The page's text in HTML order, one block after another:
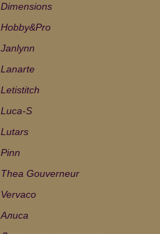
Dimensions
Hobby&Pro
Janlynn
Lanarte
Letistitch
Luca-S
Lutars
Pinn
Thea Gouverneur
Vervaco
Алиса